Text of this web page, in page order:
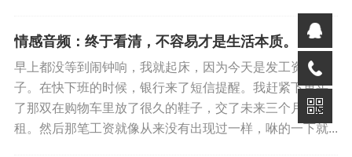
更加忙碌。最近微信又有了一个新功能，在微信公众号里
上传的音频，可以被倍速播放，甚至可以选择以15秒为单
位的快跳和快退,发现这个功能的那天，我从早忙到晚，房
子快要到期，不得不拖着疲惫的身体，去一个个陌生的小
区看房子、跟中介斗智斗勇，回到家的时候已经十一点半
了。
情感音频：终于看清，不容易才是生活本质。
早上都没等到闹钟响，我就起床，因为今天是发工资的日
子。在快下班的时候，银行来了短信提醒。我赶紧下单买
了那双在购物车里放了很久的鞋子，交了未来三个月的房
租。然后那笔工资就像从来没有出现过一样，咻的一下就...